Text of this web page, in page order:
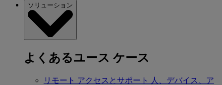
ソリューション
よくあるユース ケース
リモート アクセスとサポート
人、デバイス、ア